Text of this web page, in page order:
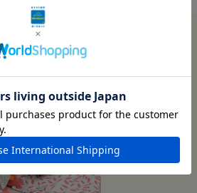
品に関連する記事